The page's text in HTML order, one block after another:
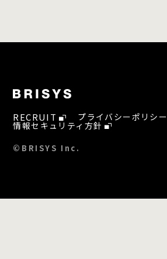
RECRUIT プライバシーポリシー
情報セキュリティ方針
©BRISYS Inc.